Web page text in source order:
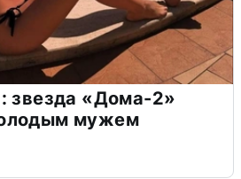
звезда «Дома-2»
мужем